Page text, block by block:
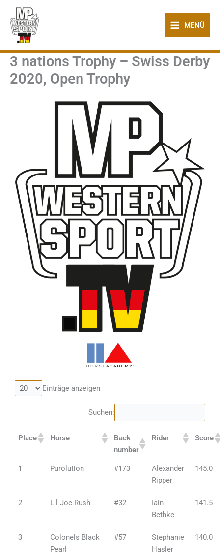
Inhalt
springen
MENÜ
3 nations Trophy – Swiss Derby
2020, Open Trophy
Einträge anzeigen
Suchen:
Place Horse
Back
number
Rider Score
1 Purolution #173
Alexander
Ripper
145.0
2 Lil Joe Rush #32
Iain
Bethke
141.5
3
Colonels Black
Pearl
#57
Stephanie
Hasler
140.0